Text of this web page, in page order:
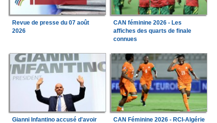
Revue de presse du 07 août
2026
CAN féminine 2026 - Les
affiches des quarts de finale
connues
Gianni Infantino accusé d'avoir
CAN Féminine 2026 - RCI-Algérie